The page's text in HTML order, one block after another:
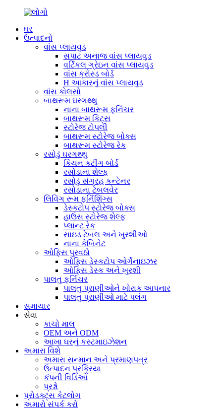
ઘર
ઉત્પાદનો
વાંસ પ્લાયવુડ
સપાટ અનાજ વાંસ પ્લાયવુડ
વર્ટિકલ ગ્રેઇન વાંસ પ્લાયવુડ
વાંસ ક્રોસ્ડ બોર્ડ
H આકારનું વાંસ પ્લાયવુડ
વાંસ કોલસો
બાથરૂમ ઘરગથ્થુ
નાના બાથરૂમ ફર્નિચર
બાથરૂમ કિટ્સ
સ્ટોરેજ ટોપલી
બાથરૂમ સ્ટોરેજ બોક્સ
બાથરૂમ સ્ટોરેજ રેક
રસોડું ઘરગથ્થુ
કિચન કટીંગ બોર્ડ
રસોડાના શેલ્ફ
રસોડું સંગ્રહ કન્ટેનર
રસોડાના ટેબલવેર
લિવિંગ રૂમ ફર્નિશિંગ્સ
ડેસ્કટોપ સ્ટોરેજ બોક્સ
હાઉસ સ્ટોરેજ શેલ્ફ
પ્લાન્ટ રેક
સાઇડ ટેબલ અને ખુરશીઓ
નાના કેબિનેટ
ઓફિસ પુરવઠો
ઓફિસ ડેસ્કટોપ ઓર્ગેનાઇઝર
ઓફિસ ડેસ્ક અને ખુરશી
પાલતુ ફર્નિચર
પાલતુ પ્રાણીઓને ખોરાક આપનાર
પાલતુ પ્રાણીઓ માટે પલંગ
સમાચાર
સેવા
કાચો માલ
OEM અને ODM
આખા ઘરનું કસ્ટમાઇઝેશન
અમારા વિશે
અમારા સન્માન અને પ્રમાણપત્ર
ઉત્પાદન પ્રક્રિયા
કંપની વિડિઓ
પ્રશ્નો
પ્રોડક્ટ્સ કેટલોગ
અમારો સંપર્ક કરો